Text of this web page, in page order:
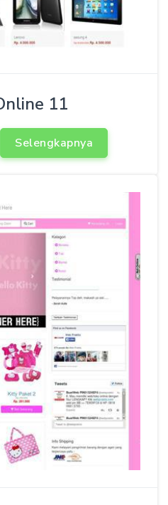
11
Selengkapnya